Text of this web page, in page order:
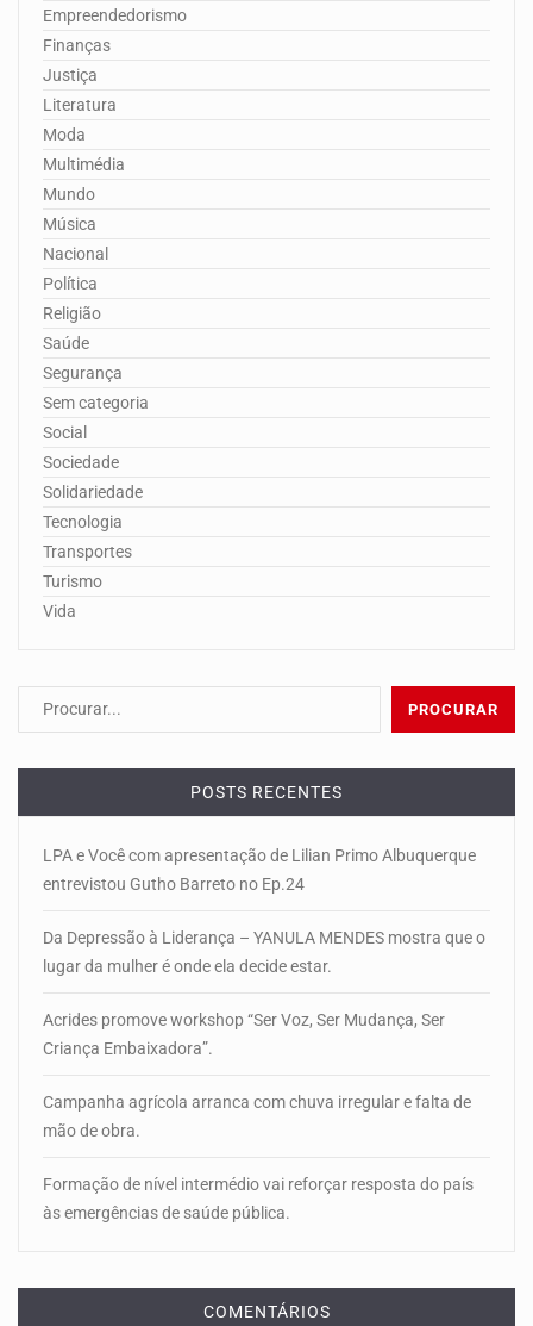
Empreendedorismo
Finanças
Justiça
Literatura
Moda
Multimédia
Mundo
Música
Nacional
Política
Religião
Saúde
Segurança
Sem categoria
Social
Sociedade
Solidariedade
Tecnologia
Transportes
Turismo
Vida
POSTS RECENTES
LPA e Você com apresentação de Lilian Primo Albuquerque
entrevistou Gutho Barreto no Ep.24
Da Depressão à Liderança – YANULA MENDES mostra que o
lugar da mulher é onde ela decide estar.
Acrides promove workshop “Ser Voz, Ser Mudança, Ser
Criança Embaixadora”.
Campanha agrícola arranca com chuva irregular e falta de
mão de obra.
Formação de nível intermédio vai reforçar resposta do país
às emergências de saúde pública.
COMENTÁRIOS